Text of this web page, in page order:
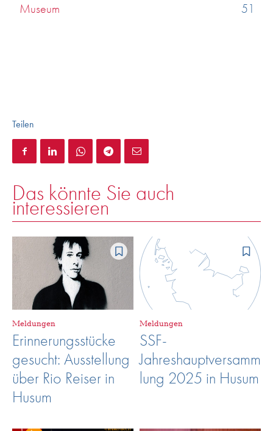
Museum
51
Teilen
Das könnte Sie auch
interessieren
Meldungen
Erinnerungsstücke
gesucht: Ausstellung
über Rio Reiser in
Husum
Meldungen
SSF-
Jahreshauptversamm
lung 2025 in Husum